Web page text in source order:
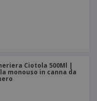
Ciotola 500Ml |
monouso in canna da